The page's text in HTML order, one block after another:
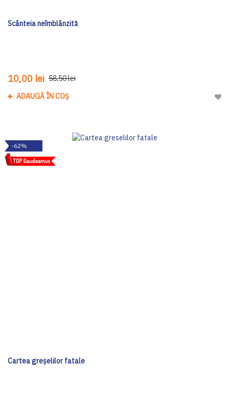
Scânteia neîmblânzită
10,00 lei 58,50 lei
ADAUGĂ ÎN COȘ
-62%
Cartea greșelilor fatale